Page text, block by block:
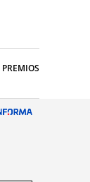
PREMIOS